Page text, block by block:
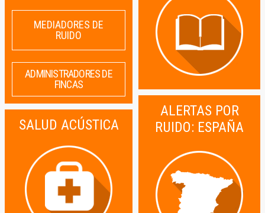
MEDIADORES DE
RUIDO
ADMINISTRADORES DE
FINCAS
SALUD ACÚSTICA
ALERTAS POR
RUIDO: ESPAÑA